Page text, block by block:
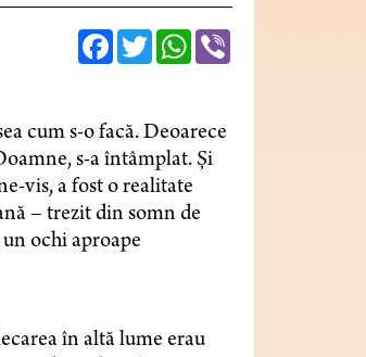
FacebookTwitterWhatsApp
cum s-o facă. Deoarece
s-a întâmplat. Și
vis, a fost o realitate
– trezit din somn de
ochi aproape
în altă lume erau